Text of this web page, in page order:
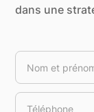
dans une